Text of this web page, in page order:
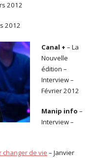
2012
2012
Canal + – La
Nouvelle
édition –
Interview –
Février 2012
Manip info–
Interview –
de vie – Janvier